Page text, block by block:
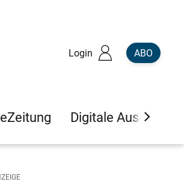
Login ABO
eZeitung Digitale Ausgaben